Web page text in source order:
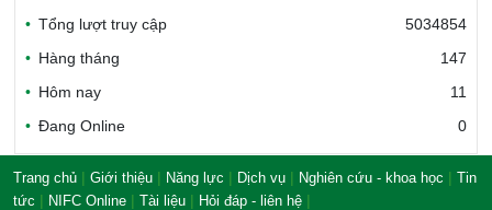
Tổng lượt truy cập
5034854
Hàng tháng
147
Hôm nay
11
Đang Online
0
Trang chủ | Giới thiệu | Năng lực | Dịch vụ | Nghiên cứu - khoa học | Tin
tức | NIFC Online | Tài liệu | Hỏi đáp - liên hệ |